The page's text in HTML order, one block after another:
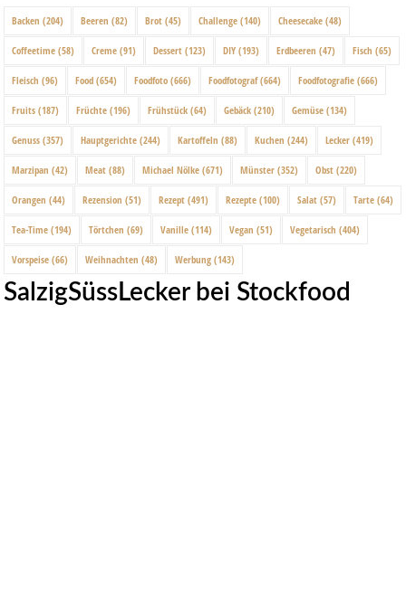
Backen (204) Beeren (82) Brot (45) Challenge (140) Cheesecake (48)
Coffeetime (58) Creme (91) Dessert (123) DIY (193) Erdbeeren (47) Fisch (65)
Fleisch (96) Food (654) Foodfoto (666) Foodfotograf(664) Foodfotografie (666)
Fruits (187) Früchte (196) Frühstück (64) Gebäck (210) Gemüse (134)
Genuss (357) Hauptgerichte (244) Kartoffeln (88) Kuchen (244) Lecker (419)
Marzipan (42) Meat (88) Michael Nölke (671) Münster (352) Obst (220)
Orangen (44) Rezension (51) Rezept (491) Rezepte (100) Salat (57) Tarte (64)
Tea-Time (194) Törtchen (69) Vanille (114) Vegan (51) Vegetarisch (404)
Vorspeise (66) Weihnachten (48) Werbung (143)
SalzigSüssLecker bei Stockfood